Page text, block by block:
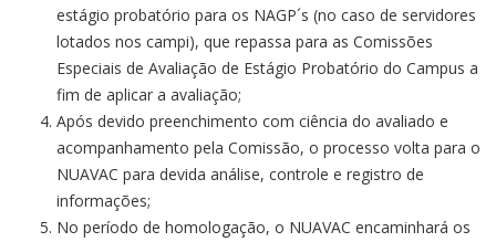
estágio probatório para os NAGP´s (no caso de servidores
lotados nos campi), que repassa para as Comissões
Especiais de Avaliação de Estágio Probatório do Campus a
fim de aplicar a avaliação;
Após devido preenchimento com ciência do avaliado e
acompanhamento pela Comissão, o processo volta para o
NUAVAC para devida análise, controle e registro de
informações;
No período de homologação, o NUAVAC encaminhará os